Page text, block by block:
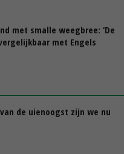
met smalle weegbree: ‘De
met Engels
de uienoogst zijn we nu